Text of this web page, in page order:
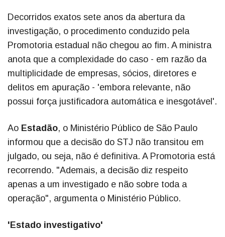
Decorridos exatos sete anos da abertura da
investigação, o procedimento conduzido pela
Promotoria estadual não chegou ao fim. A ministra
anota que a complexidade do caso - em razão da
multiplicidade de empresas, sócios, diretores e
delitos em apuração - 'embora relevante, não
possui força justificadora automática e inesgotável'.
Ao Estadão, o Ministério Público de São Paulo
informou que a decisão do STJ não transitou em
julgado, ou seja, não é definitiva. A Promotoria está
recorrendo. "Ademais, a decisão diz respeito
apenas a um investigado e não sobre toda a
operação", argumenta o Ministério Público.
'Estado investigativo'